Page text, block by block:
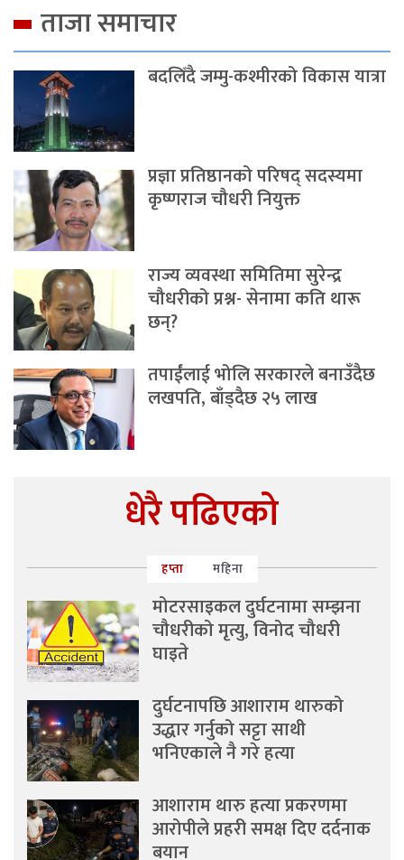
ताजा समाचार
बदलिँदै जम्मु-कश्मीरको विकास यात्रा
प्रज्ञा प्रतिष्ठानको परिषद् सदस्यमा
कृष्णराज चौधरी नियुक्त
राज्य व्यवस्था समितिमा सुरेन्द्र
चौधरीको प्रश्न- सेनामा कति थारू
छन्?
तपाईंलाई भोलि सरकारले बनाउँदैछ
लखपति, बाँड्दैछ २५ लाख
धेरै पढिएको
हप्ता महिना
मोटरसाइकल दुर्घटनामा सम्झना
चौधरीको मृत्यु, विनोद चौधरी
घाइते
दुर्घटनापछि आशाराम थारुको
उद्धार गर्नुको सट्टा साथी
भनिएकाले नै गरे हत्या
आशाराम थारु हत्या प्रकरणमा
आरोपीले प्रहरी समक्ष दिए दर्दनाक
बयान